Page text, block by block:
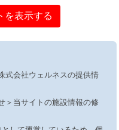
を表示する
式会社ウェルネスの提供情
＞当サイトの施設情報の修